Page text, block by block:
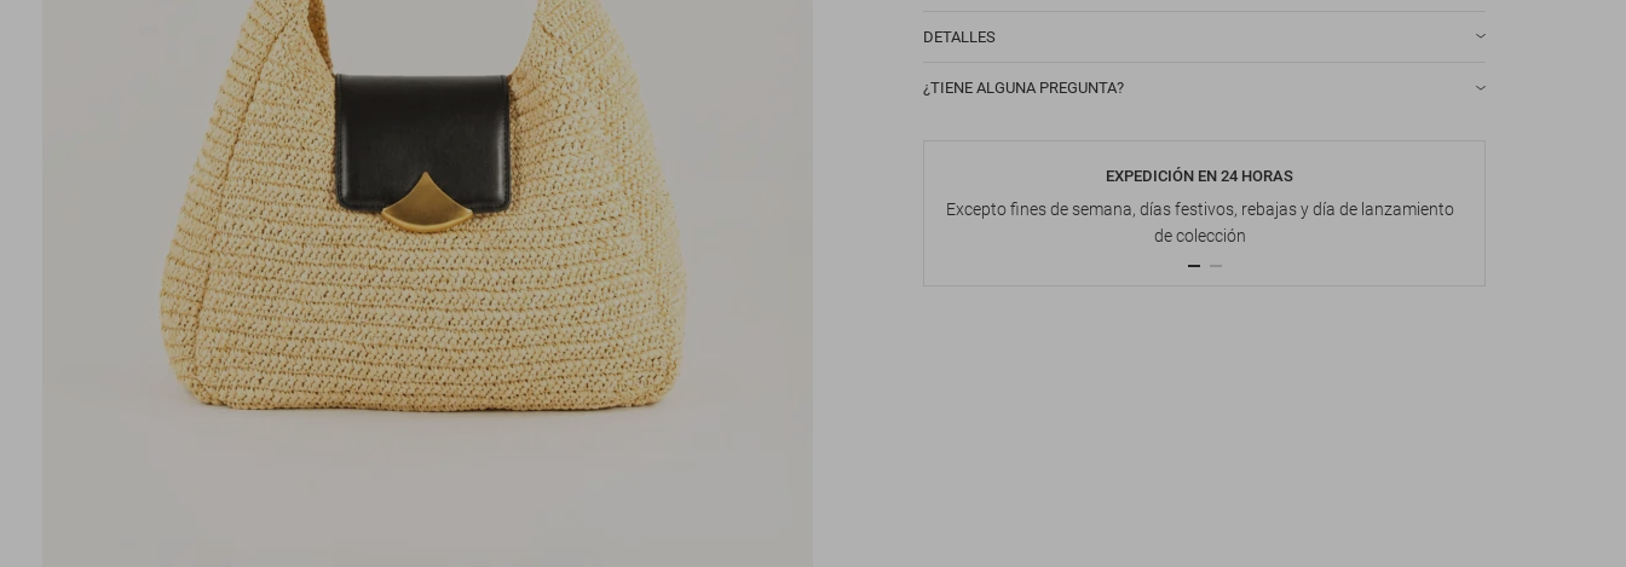
DETALLES
¿TIENE ALGUNA PREGUNTA?
EXPEDICIÓN EN 24 HORAS
Excepto fines de semana, días festivos, rebajas y día de lanzamiento
de colección